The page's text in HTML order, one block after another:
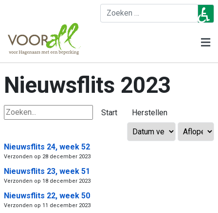
Nieuwsflits 2023
Start Herstellen
Nieuwsflits 24, week 52
Verzonden op 28 december 2023
Nieuwsflits 23, week 51
Verzonden op 18 december 2023
Nieuwsflits 22, week 50
Verzonden op 11 december 2023
♿